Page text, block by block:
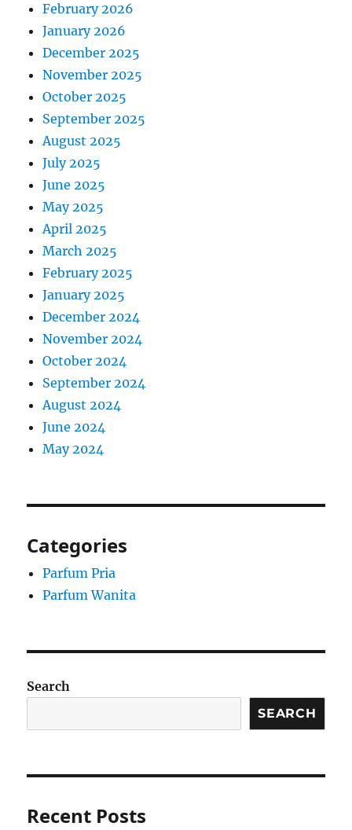
February 2026
January 2026
December 2025
November 2025
October 2025
September 2025
August 2025
July 2025
June 2025
May 2025
April 2025
March 2025
February 2025
January 2025
December 2024
November 2024
October 2024
September 2024
August 2024
June 2024
May 2024
Categories
Parfum Pria
Parfum Wanita
Search
SEARCH
Recent Posts